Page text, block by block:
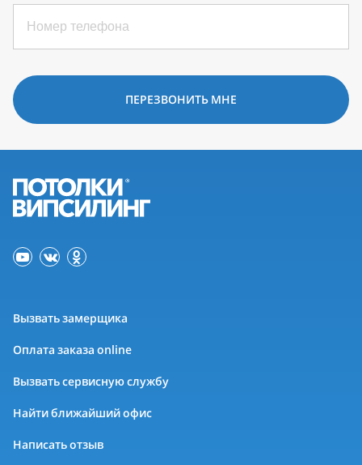
ПЕРЕЗВОНИТЬ МНЕ
Вызвать замерщика
Оплата заказа online
Вызвать сервисную службу
Найти ближайший офис
Написать отзыв